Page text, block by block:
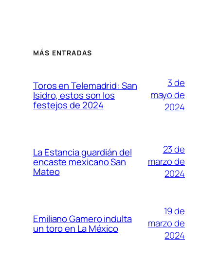
MÁS ENTRADAS
Toros en Telemadrid: San
Isidro, estos son los
festejos de 2024
3 de
mayo de
2024
La Estancia guardián del
encaste mexicano San
Mateo
23 de
marzo de
2024
Emiliano Gamero indulta
un toro en La México
19 de
marzo de
2024